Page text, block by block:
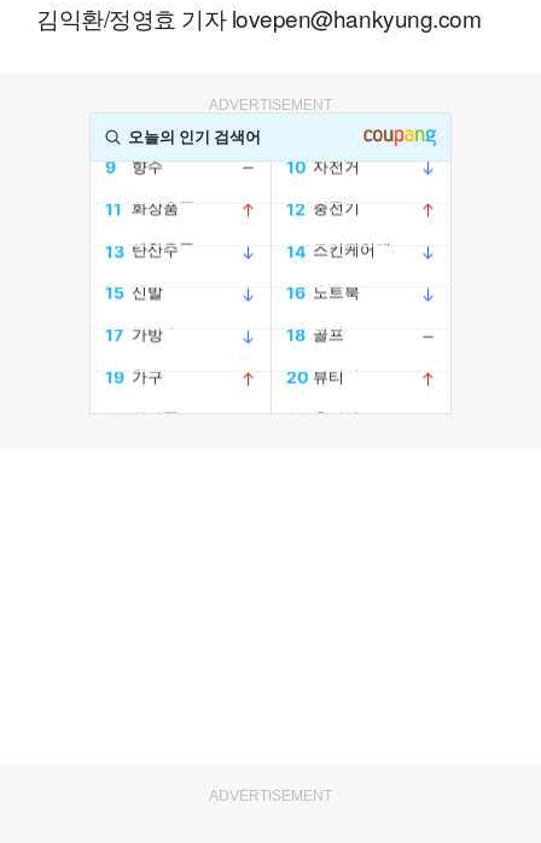
김익환/정영효 기자 lovepen@hankyung.com
ADVERTISEMENT
ADVERTISEMENT